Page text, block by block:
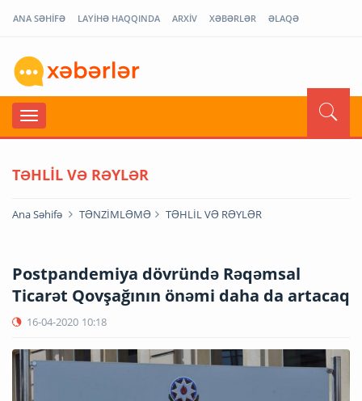
ANA SƏHİFƏ LAYİHƏ HAQQINDA ARXİV XƏBƏRLƏR ƏLAQƏ
TƏHLİL VƏ RƏYLƏR
Ana Səhifə TƏNZİMLƏMƏ TƏHLİL VƏ RƏYLƏR
Postpandemiya dövründə Rəqəmsal
Ticarət Qovşağının önəmi daha da artacaq
16-04-2020 10:18